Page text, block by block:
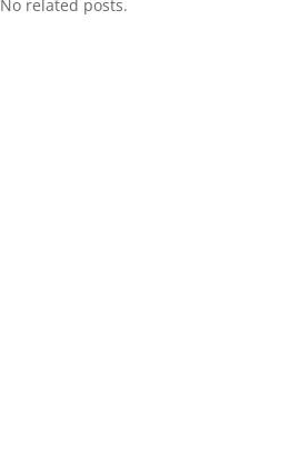
No related posts.